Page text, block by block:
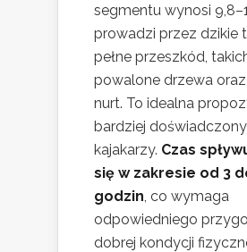
segmentu wynosi
prowadzi przez dzikie
pełne przeszkód,
powalone drzewa
nurt. To idealna
bardziej
kajakarzy. Czas
się w zakresie od 3
godzin , co wymaga
odpowiedniego
dobrej kondycji